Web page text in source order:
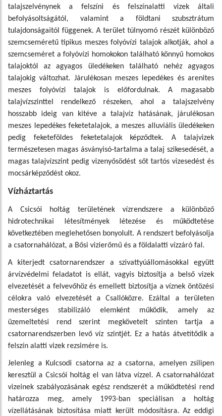
talajszelvénynek a felszíni és felszínalatti vizek általi
befolyásoltságától, valamint a földtani szubsztrátum
tulajdonságaitól függenek. A terület túlnyomó részét különböző
szemcseméretű tipikus meszes folyóvízi talajok alkotják, ahol a
szemcseméret a folyóvízi homokokon található könnyű homokos
talajoktól az agyagos üledékeken található nehéz agyagos
talajokig változhat. Járulékosan meszes lepedékes és arenites
meszes folyóvízi talajok is előfordulnak. A magasabb
talajvízszinttel rendelkező részeken, ahol a talajszelvény
hosszabb ideig van kitéve a talajvíz hatásának, járulékosan
meszes lepedékes feketetalajok, a meszes alluviális üledékeken
pedig feketeföldes feketetalajok képződtek. A talajvizek
természetesen magas ásványisó-tartalma a talaj szikesedését, a
magas talajvízszint pedig vizenyősödést sőt tartós vizesedést és
mocsárképződést okoz.
Vízháztartás
A Csicsói holtág területének vízrendszere a különböző
hidrotechnikai létesítmények létezése és működtetése
következtében meglehetősen bonyolult. A rendszert befolyásolja
a csatornahálózat, a Bősi vizierőmű és a földalatti vízzáró fal.
A kiterjedt csatornarendszer a szivattyúállomásokkal együtt
árvízvédelmi feladatot is ellát, vagyis biztosítja a belső vizek
elvezetését a felvevőhöz és emellett biztosítja a víznek öntözési
célokra való elvezetését a Csallóközre. Ezáltal a területen
mesterséges stabilizáló elemként működik, amely az
üzemeltetési rend szerint megkövetelt szinten tartja a
csatornarendszerben levő víz szintjét. Ez a hatás átvetítődik a
felszín alatti vizek rezsimére is.
Jelenleg a Kulcsodi csatorna az a csatorna, amelyen zsilipen
keresztül a Csicsói holtág el van látva vízzel. A csatornahálózat
vizeinek szabályozásának egész rendszerét a működtetési rend
határozza meg, amely 1993-ban speciálisan a holtág
vízellátásának biztosítása miatt került módosításra. Az eddigi